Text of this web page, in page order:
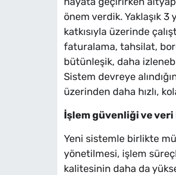
önem verdik. Yaklaşık 3
katkısıyla üzerinde
faturalama, tahsilat,
bütünleşik, daha
Sistem devreye
üzerinden daha hızlı,
İşlem güvenliği ve
Yeni sistemle birlikte
yönetilmesi, işlem
kalitesinin daha da